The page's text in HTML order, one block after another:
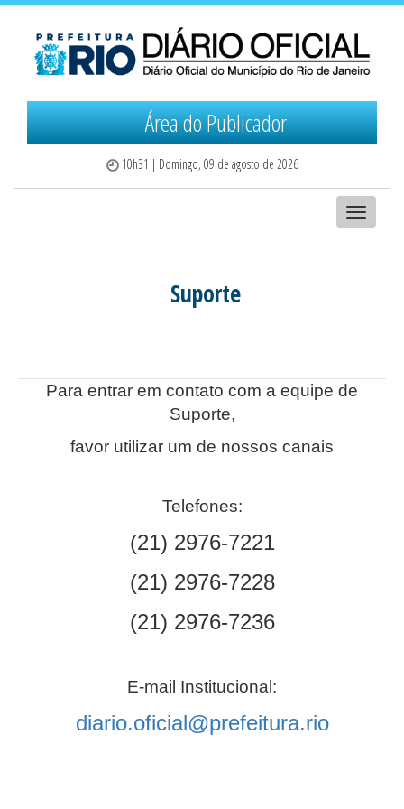
Área do Publicador
10h31 | Domingo, 09 de agosto de 2026
Toggle
navigation
Suporte
Para entrar em contato com a equipe de
Suporte,
favor utilizar um de nossos canais
Telefones:
(21) 2976-7221
(21) 2976-7228
(21) 2976-7236
E-mail Institucional:
diario.oficial@prefeitura.rio